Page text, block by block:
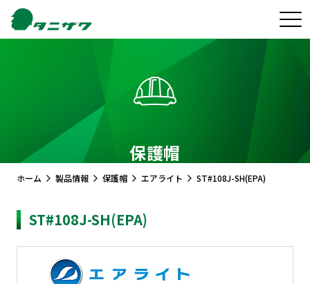
保護帽
ホーム 製品情報 保護帽 エアライト ST#108J-SH(EPA)
ST#108J-SH(EPA)